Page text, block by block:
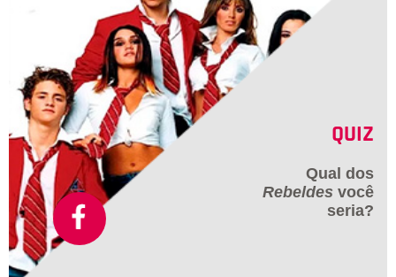
QUIZ
Qual dos
Rebeldes você
seria?